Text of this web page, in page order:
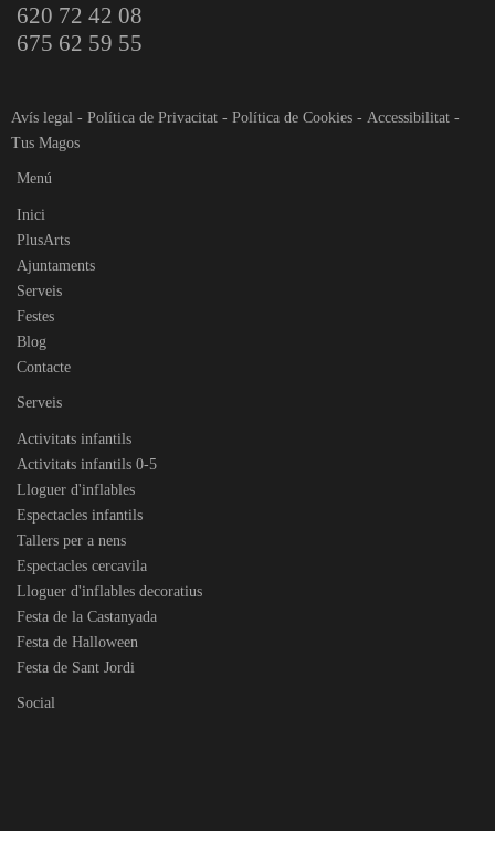
620 72 42 08
675 62 59 55
Avís legal - Política de Privacitat - Política de Cookies - Accessibilitat -
Tus Magos
Menú
Inici
PlusArts
Ajuntaments
Serveis
Festes
Blog
Contacte
Serveis
Activitats infantils
Activitats infantils 0-5
Lloguer d'inflables
Espectacles infantils
Tallers per a nens
Espectacles cercavila
Lloguer d'inflables decoratius
Festa de la Castanyada
Festa de Halloween
Festa de Sant Jordi
Social